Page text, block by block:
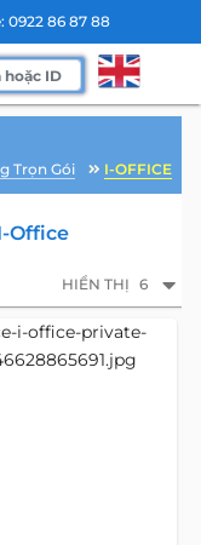
0922 86 87 88
Trọn Gói I-OFFICE
Office
HIỂN THỊ 6